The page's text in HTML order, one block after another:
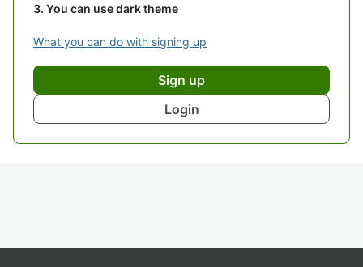
You can use dark theme
What you can do with signing up
Sign up
Login